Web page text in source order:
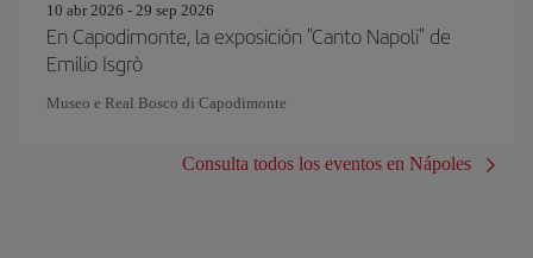
10 abr 2026 - 29 sep 2026
En Capodimonte, la exposición "Canto Napoli" de
Emilio Isgrò
Museo e Real Bosco di Capodimonte
Consulta todos los eventos en Nápoles